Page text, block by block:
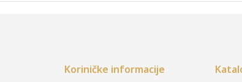
Koriničke informacije